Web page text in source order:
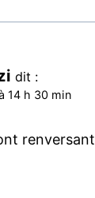
dit :
14 h 30 min